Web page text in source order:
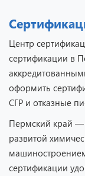
Центр
сертификации в
оформить
СГР и отказные
Пермский край
развитой
сертификации